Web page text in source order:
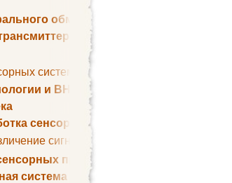
обмена веществ
систем
и ВНД
сенсорных сигналов
сигналов. Сенсорная рецепция
процессов
система